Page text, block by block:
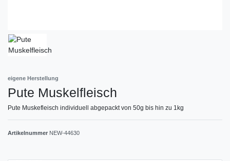
eigene Herstellung
Pute Muskelfleisch
Pute Muskefleisch individuell abgepackt von 50g bis hin zu 1kg
Artikelnummer NEW-44630